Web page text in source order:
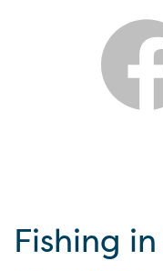
Fishing